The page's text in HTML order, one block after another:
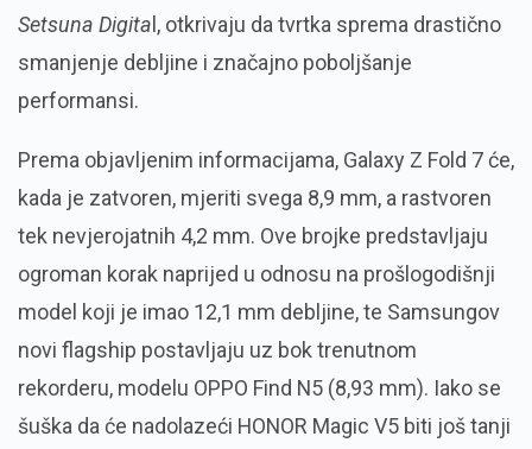
Setsuna Digita l, otkrivaju da tvrtka sprema drastično
smanjenje debljine i značajno poboljšanje
performansi.
Prema objavljenim informacijama, Galaxy Z Fold 7 će,
kada je zatvoren, mjeriti svega 8,9 mm, a rastvoren
tek nevjerojatnih 4,2 mm. Ove brojke predstavljaju
ogroman korak naprijed u odnosu na prošlogodišnji
model koji je imao 12,1 mm debljine, te Samsungov
novi flagship postavljaju uz bok trenutnom
rekorderu, modelu OPPO Find N5 (8,93 mm). Iako se
šuška da će nadolazeći HONOR Magic V5 biti još tanji